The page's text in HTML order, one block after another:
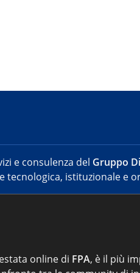
e consulenza del Gruppo
tecnologica, istituzionale e
online di FPA, è il più